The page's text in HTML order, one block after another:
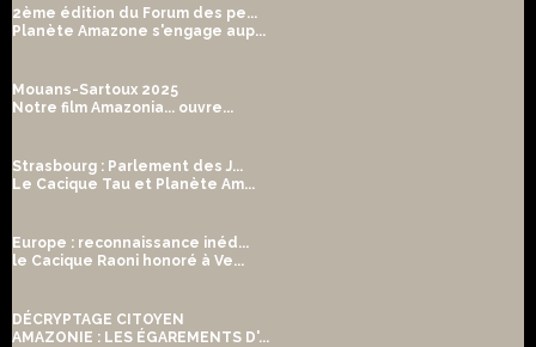
2ème édition du Forum des pe...
Planète Amazone s'engage aup...
Mouans-Sartoux 2025
Notre film Amazonia... ouvre...
Strasbourg : Parlement des J...
Le Cacique Tau et Planète Am...
Europe : reconnaissance inéd...
le Cacique Raoni honoré à Ve...
DÉCRYPTAGE CITOYEN
AMAZONIE : LES ÉGAREMENTS D'...